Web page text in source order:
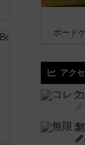
ボード
アク